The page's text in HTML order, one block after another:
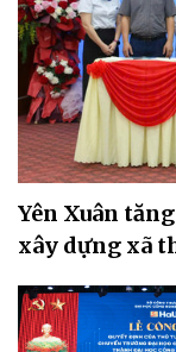
Yên Xuân
xây dựng xã